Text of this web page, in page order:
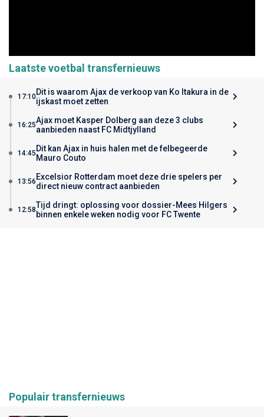
Laatste voetbal transfernieuws
17:10Dit is waarom Ajax de verkoop van Ko Itakura in de
ijskast moet zetten
16:25Ajax moet Kasper Dolberg aan deze 3 clubs
aanbieden naast FC Midtjylland
14:45 Dit kan Ajax in huis halen met de felbegeerde
Mauro Couto
13:56 Excelsior Rotterdam moet deze drie spelers per
direct nieuw contract aanbieden
12:58Tijd dringt: oplossing voor dossier-Mees Hilgers
binnen enkele weken nodig voor FC Twente
Populair transfernieuws